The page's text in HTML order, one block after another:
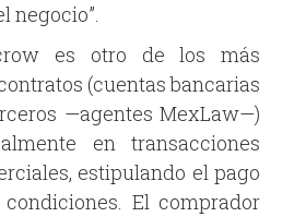
negocio”.
es otro de los más
(cuentas bancarias
—agentes MexLaw—)
en transacciones
estipulando el pago
El comprador